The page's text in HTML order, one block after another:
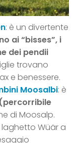
: è un divertente
ai “bisses”, i
dei pendii
trovano
e benessere.
Moosalbi: è
di Moosalp.
Wüär a